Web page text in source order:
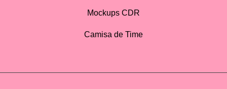
Mockups CDR
Camisa de Time